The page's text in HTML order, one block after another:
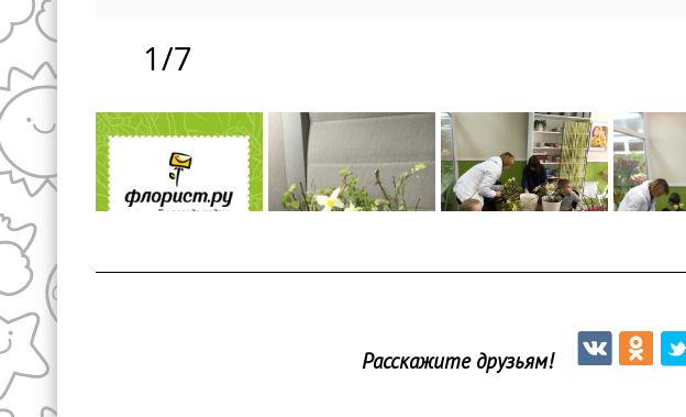
1/7
Расскажите друзьям!